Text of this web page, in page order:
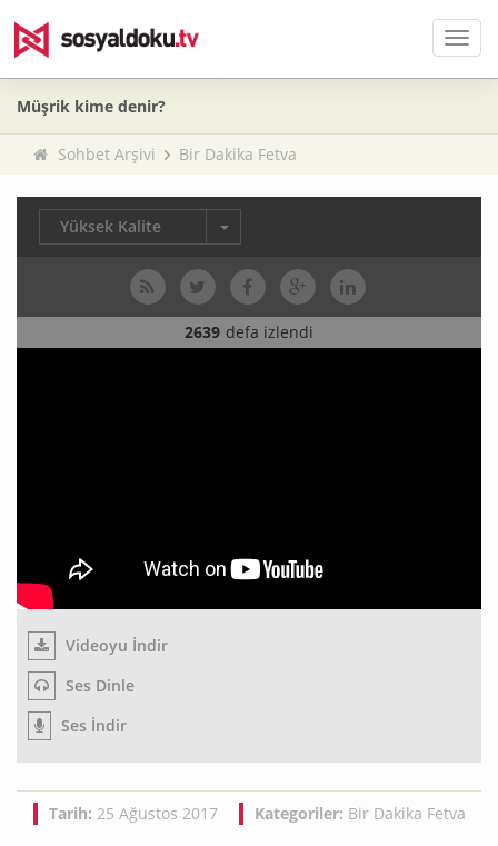
Menü
Müşrik kime denir?
Sohbet Arşivi Bir Dakika Fetva
Yüksek Kalite
2639 defa izlendi
Videoyu İndir
Ses Dinle
Ses İndir
Tarih: 25 Ağustos 2017 Kategoriler: Bir Dakika Fetva